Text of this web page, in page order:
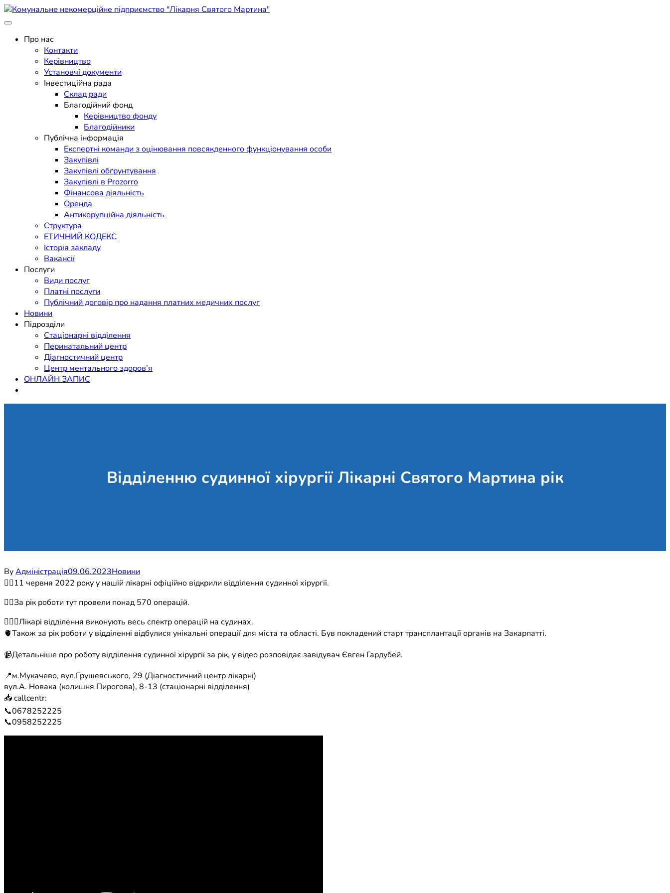
Skip
to
Комунальне некомерційне підприємство "Лікарня Святого Мартина"
Поліклініка Мукачево
Про нас
Контакти
Керівництво
Установчі документи
Інвестиційна рада
Склад ради
Благодійний фонд
Керівництво фонду
Благодійники
Публічна інформація
Експертні команди з оцінювання повсякденного функціонування особи
Закупівлі
Закупівлі обґрунтування
Закупівлі в Prozorro
Фінансова діяльність
Оренда
Антикорупційна діяльність
Структура
ЕТИЧНИЙ КОДЕКС
Історія закладу
Вакансії
Послуги
Види послуг
Платні послуги
Публічний договір про надання платних медичних послуг
Новини
Підрозділи
Стаціонарні відділення
Перинатальний центр
Діагностичний центр
Центр ментального здоров’я
ОНЛАЙН ЗАПИС
Відділенню судинної хірургії Лікарні Святого Мартина рік
ByАдміністрація09.06.2023Новини
☝🏼11 червня 2022 року у нашій лікарні офіційно відкрили відділення судинної хірургії.
👉🏼За рік роботи тут провели понад 570 операцій.
🧑🏻‍⚕️Лікарі відділення виконують весь спектр операцій на судинах.
🫀Також за рік роботи у відділенні відбулися унікальні операції для міста та області. Був покладений старт трансплантації органів на Закарпатті.
📹Детальніше про роботу відділення судинної хірургії за рік, у відео розповідає завідувач Євген Гардубей.
📍м.Мукачево, вул.Грушевського, 29 (Діагностичний центр лікарні)
вул.А. Новака (колишня Пирогова), 8-13 (стаціонарні відділення)
📥 callcentr:
📞0678252225
📞0958252225